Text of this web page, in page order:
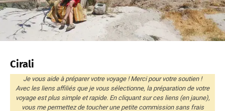
Cirali
Je vous aide à préparer votre voyage ! Merci pour votre soutien !
Avec les liens affiliés que je vous sélectionne, la préparation de votre
voyage est plus simple et rapide. En cliquant sur ces liens (en jaune),
vous me permettez de toucher une petite commission sans frais